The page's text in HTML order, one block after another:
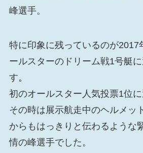
峰選手。
特に印象に残っているのが2017
ールスターのドリーム戦1号艇
す。
初のオールスター人気投票1位に
その時は展示航走中のヘルメッ
からもはっきりと伝わるような
情の峰選手でした。